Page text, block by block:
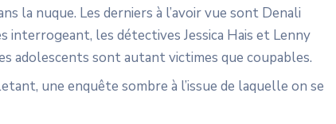
la nuque. Les derniers à l’avoir vue sont Denali
interrogeant, les détectives Jessica Hais et Lenny
adolescents sont autant victimes que coupables.
une enquête sombre à l’issue de laquelle on se